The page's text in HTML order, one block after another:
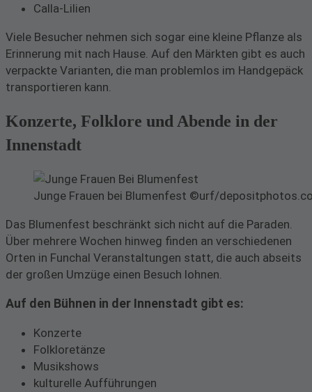
Calla-Lilien
Viele Besucher nehmen sich sogar eine kleine Pflanze als
Erinnerung mit nach Hause. Auf den Märkten gibt es auch
verpackte Varianten, die man problemlos im Handgepäck
transportieren kann.
Konzerte, Folklore und Abende in der
Innenstadt
Junge Frauen bei Blumenfest ©urf/
Das Blumenfest beschränkt sich nicht auf die Paraden.
Über mehrere Wochen hinweg finden an verschiedenen
Orten in Funchal Veranstaltungen statt, die auch abseits
der großen Umzüge einen Besuch lohnen.
Auf den Bühnen in der Innenstadt gibt es:
Konzerte
Folkloretänze
Musikshows
kulturelle Aufführungen